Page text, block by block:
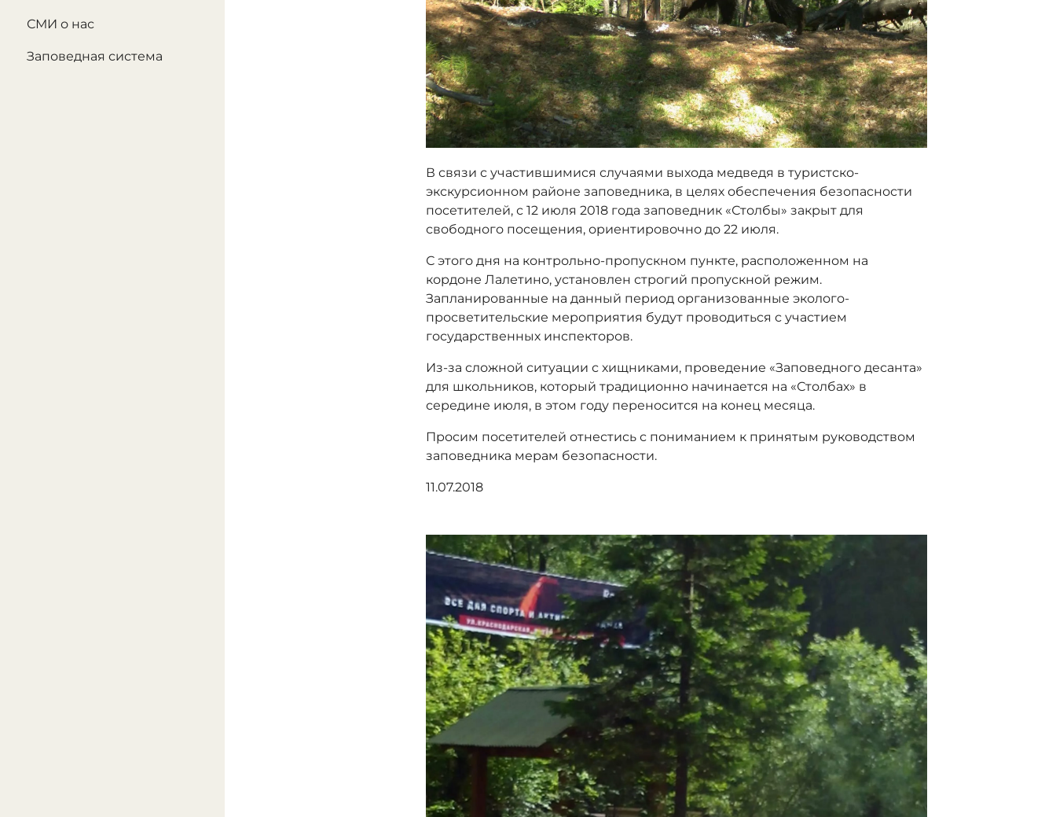
СМИ о нас
Заповедная система
В связи с участившимися случаями выхода медведя в туристско-
экскурсионном районе заповедника, в целях обеспечения безопасности
посетителей, с 12 июля 2018 года заповедник «Столбы» закрыт для
свободного посещения, ориентировочно до 22 июля.
С этого дня на контрольно-пропускном пункте, расположенном на
кордоне Лалетино, установлен строгий пропускной режим.
Запланированные на данный период организованные эколого-
просветительские мероприятия будут проводиться с участием
государственных инспекторов.
Из-за сложной ситуации с хищниками, проведение «Заповедного десанта»
для школьников, который традиционно начинается на «Столбах» в
середине июля, в этом году переносится на конец месяца.
Просим посетителей отнестись с пониманием к принятым руководством
заповедника мерам безопасности.
11.07.2018